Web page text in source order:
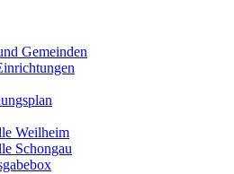
Gemeinden
Weilheim
Schongau